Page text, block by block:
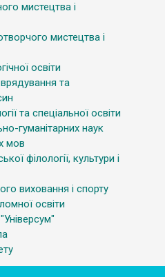
мистецтва і
мистецтва і
освіти
та
та спеціальної освіти
гуманітарних наук
мов
філології, культури і
виховання і спорту
освіти